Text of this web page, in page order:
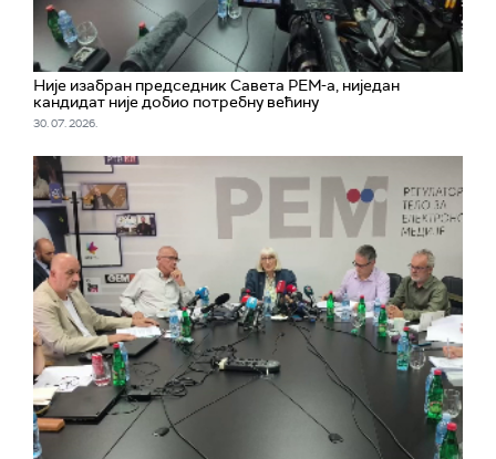
Није изабран председник Савета РЕМ-а, ниједан
кандидат није добио потребну већину
30. 07. 2026.